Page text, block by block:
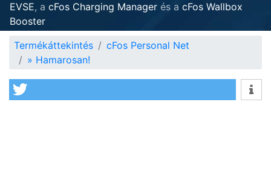
EVSE, a cFos Charging Manager és a cFos Wallbox
Booster
Termékáttekintés
cFos Personal Net
» Hamarosan!